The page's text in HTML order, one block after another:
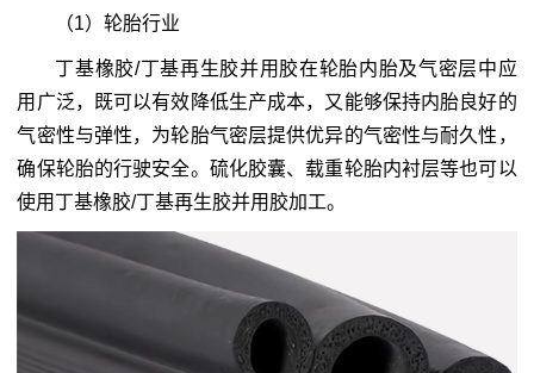
（1）轮胎行业
丁基橡胶/丁基再生胶并用胶在轮胎内胎及气密层中应
用广泛，既可以有效降低生产成本，又能够保持内胎良好的
气密性与弹性，为轮胎气密层提供优异的气密性与耐久性，
确保轮胎的行驶安全。硫化胶囊、载重轮胎内衬层等也可以
使用丁基橡胶/丁基再生胶并用胶加工。